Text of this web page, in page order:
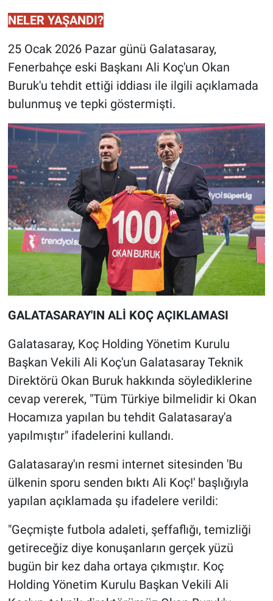
NELER YAŞANDI?
25 Ocak 2026 Pazar günü Galatasaray,
Fenerbahçe eski Başkanı Ali Koç'un Okan
Buruk'u tehdit ettiği iddiası ile ilgili açıklamada
bulunmuş ve tepki göstermişti.
GALATASARAY'IN ALİ KOÇ AÇIKLAMASI
Galatasaray, Koç Holding Yönetim Kurulu
Başkan Vekili Ali Koç'un Galatasaray Teknik
Direktörü Okan Buruk hakkında söylediklerine
cevap vererek, "Tüm Türkiye bilmelidir ki Okan
Hocamıza yapılan bu tehdit Galatasaray'a
yapılmıştır" ifadelerini kullandı.
Galatasaray'ın resmi internet sitesinden 'Bu
ülkenin sporu senden bıktı Ali Koç!' başlığıyla
yapılan açıklamada şu ifadelere verildi:
"Geçmişte futbola adaleti, şeffaflığı, temizliği
getireceğiz diye konuşanların gerçek yüzü
bugün bir kez daha ortaya çıkmıştır. Koç
Holding Yönetim Kurulu Başkan Vekili Ali